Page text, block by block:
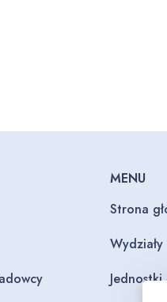
MENU
Strona
Wydziały